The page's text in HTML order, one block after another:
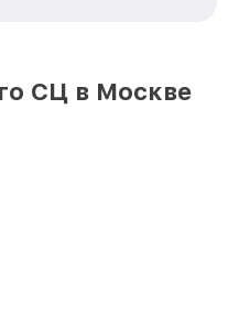
Infratech в
СЦ в Москве